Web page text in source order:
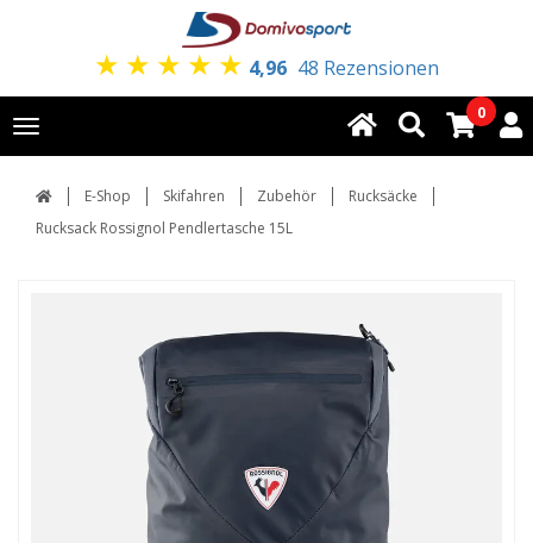
★ ★ ★ ★ ★ 4,96 48 Rezensionen
Toggle
navigation
0
E-Shop Skifahren Zubehör
Rucksäcke
Rucksack Rossignol Pendlertasche 15L